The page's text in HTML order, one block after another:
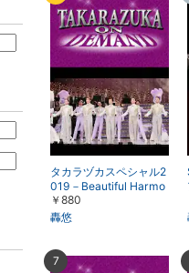
タカラヅカスペシャル2
019－Beautiful Harmo
ny－（’19年・梅田芸術
劇場）
￥880
轟悠
7